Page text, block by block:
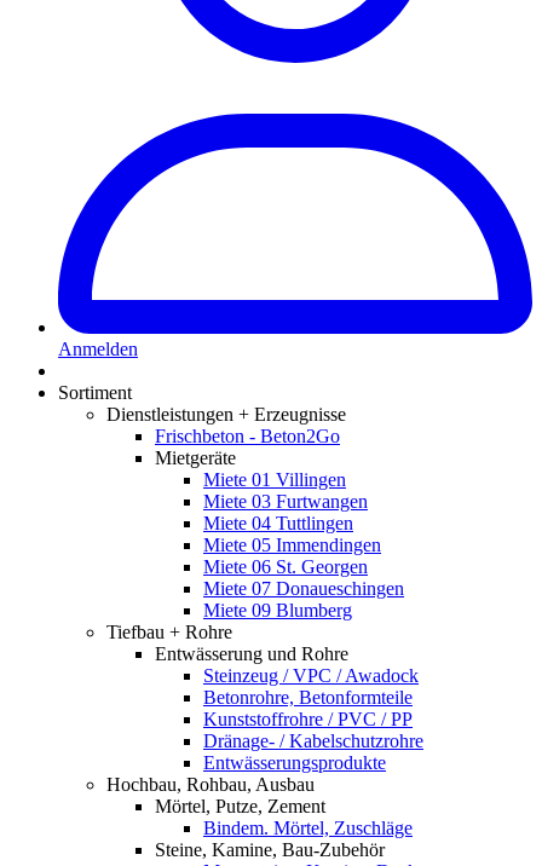
Anmelden
Sortiment
Dienstleistungen + Erzeugnisse
Frischbeton - Beton2Go
Mietgeräte
Miete 01 Villingen
Miete 03 Furtwangen
Miete 04 Tuttlingen
Miete 05 Immendingen
Miete 06 St. Georgen
Miete 07 Donaueschingen
Miete 09 Blumberg
Tiefbau + Rohre
Entwässerung und Rohre
Steinzeug / VPC / Awadock
Betonrohre, Betonformteile
Kunststoffrohre / PVC / PP
Dränage- / Kabelschutzrohre
Entwässerungsprodukte
Hochbau, Rohbau, Ausbau
Mörtel, Putze, Zement
Bindem. Mörtel, Zuschläge
Steine, Kamine, Bau-Zubehör